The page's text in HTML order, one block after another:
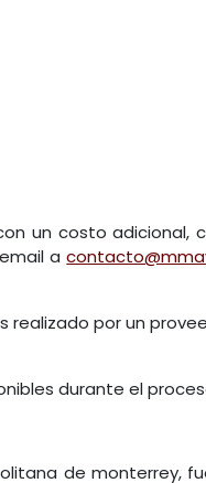
un costo adicional,
a
realizado por un
durante el
de monterrey,